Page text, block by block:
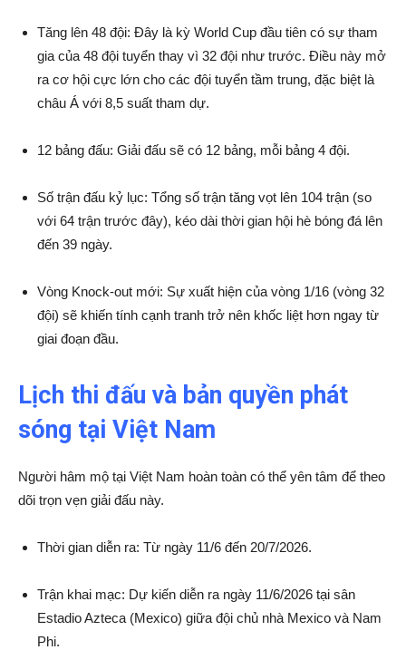
Tăng lên 48 đội: Đây là kỳ World Cup đầu tiên có sự tham
gia của 48 đội tuyển thay vì 32 đội như trước. Điều này mở
ra cơ hội cực lớn cho các đội tuyển tầm trung, đặc biệt là
châu Á với 8,5 suất tham dự.
12 bảng đấu: Giải đấu sẽ có 12 bảng, mỗi bảng 4 đội.
Số trận đấu kỷ lục: Tổng số trận tăng vọt lên 104 trận (so
với 64 trận trước đây), kéo dài thời gian hội hè bóng đá lên
đến 39 ngày.
Vòng Knock-out mới: Sự xuất hiện của vòng 1/16 (vòng 32
đội) sẽ khiến tính cạnh tranh trở nên khốc liệt hơn ngay từ
giai đoạn đầu.
Lịch thi đấu và bản quyền phát
sóng tại Việt Nam
Người hâm mộ tại Việt Nam hoàn toàn có thể yên tâm để theo
dõi trọn vẹn giải đấu này.
Thời gian diễn ra: Từ ngày 11/6 đến 20/7/2026.
Trận khai mạc: Dự kiến diễn ra ngày 11/6/2026 tại sân
Estadio Azteca (Mexico) giữa đội chủ nhà Mexico và Nam
Phi.